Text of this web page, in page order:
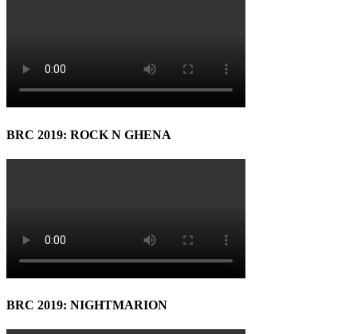
BRC 2019: ROCK N GHENA
BRC 2019: NIGHTMARION